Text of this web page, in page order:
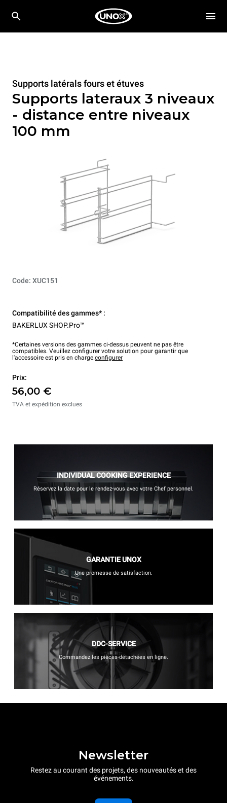
Supports latérals fours et étuves
Supports lateraux 3 niveaux
- distance entre niveaux
100 mm
Code: XUC151
Compatibilité des gammes* :
BAKERLUX SHOP.Pro™
*Certaines versions des gammes ci-dessus peuvent ne pas être
compatibles. Veuillez configurer votre solution pour garantir que
l'accessoire est pris en charge.configurer
Prix:
56,00 €
TVA et expédition exclues
INDIVIDUAL COOKING EXPERIENCE
Réservez la date pour le rendez-vous avec votre Chef personnel.
GARANTIE UNOX
Une promesse de satisfaction.
DDC-SERVICE
Commandez les pièces-détachées en ligne.
Newsletter
Restez au courant des projets, des nouveautés et des
événements.